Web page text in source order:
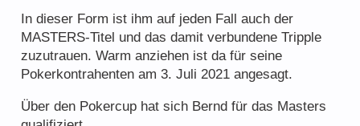
In dieser Form ist ihm auf jeden Fall auch der
MASTERS-Titel und das damit verbundene Tripple
zuzutrauen. Warm anziehen ist da für seine
Pokerkontrahenten am 3. Juli 2021 angesagt.
Über den Pokercup hat sich Bernd für das Masters